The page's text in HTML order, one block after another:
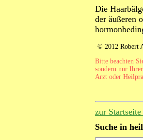
Die
der äußeren
© 2012 Robert
Bitte beachten
sondern nur
Arzt oder
zur
Suche in